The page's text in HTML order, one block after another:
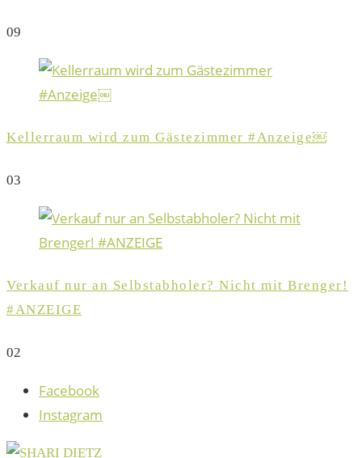
09
Kellerraum wird zum Gästezimmer #Anzeige￼
03
Verkauf nur an Selbstabholer? Nicht mit Brenger!
#ANZEIGE
02
Facebook
Instagram